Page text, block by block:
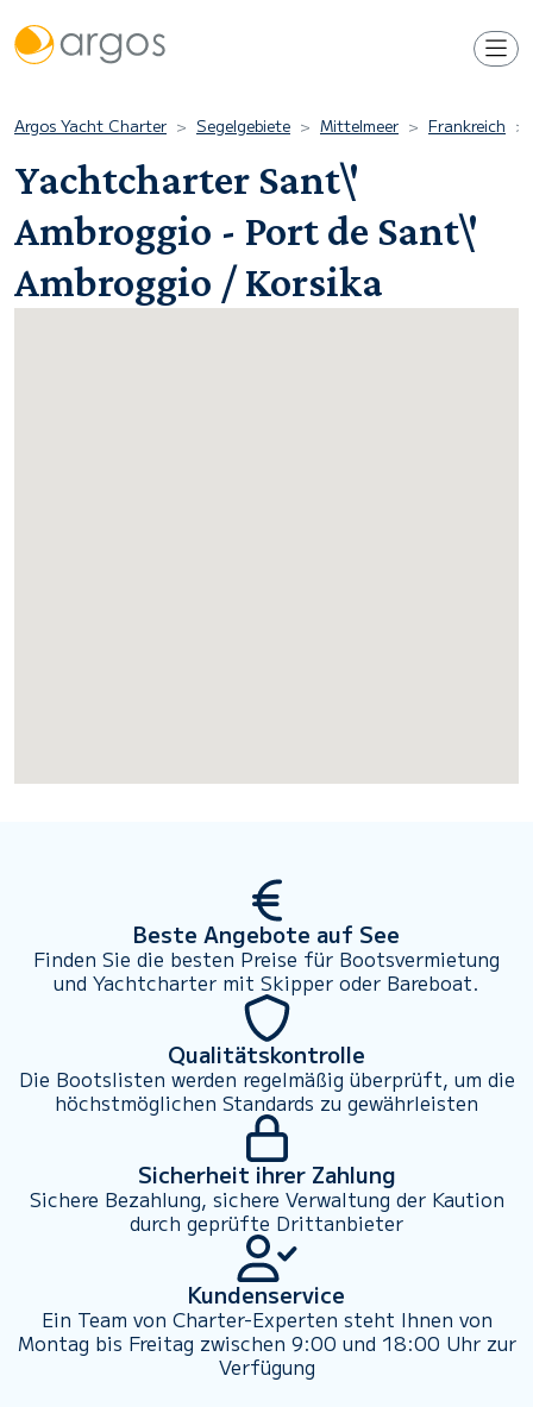
Argos Yacht Charter Segelgebiete Mittelmeer Frankreich
Yachtcharter Sant\'
Ambroggio - Port de Sant\'
Ambroggio / Korsika
Beste Angebote auf See
Finden Sie die besten Preise für Bootsvermietung
und Yachtcharter mit Skipper oder Bareboat.
Qualitätskontrolle
Die Bootslisten werden regelmäßig überprüft, um die
höchstmöglichen Standards zu gewährleisten
Sicherheit ihrer Zahlung
Sichere Bezahlung, sichere Verwaltung der Kaution
durch geprüfte Drittanbieter
Kundenservice
Ein Team von Charter-Experten steht Ihnen von
Montag bis Freitag zwischen 9:00 und 18:00 Uhr zur
Verfügung